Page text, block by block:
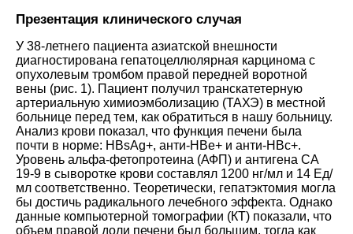
Презентация клинического случая
У 38-летнего пациента азиатской внешности
диагностирована гепатоцеллюлярная карцинома с
опухолевым тромбом правой передней воротной
вены (рис. 1). Пациент получил транскатетерную
артериальную химиоэмболизацию (ТАХЭ) в местной
больнице перед тем, как обратиться в нашу больницу.
Анализ крови показал, что функция печени была
почти в норме: HBsAg+, анти-HBe+ и анти-HBc+.
Уровень альфа-фетопротеина (АФП) и антигена СА
19-9 в сыворотке крови составлял 1200 нг/мл и 14 Ед/
мл соответственно. Теоретически, гепатэктомия могла
бы достичь радикального лечебного эффекта. Однако
данные компьютерной томографии (КТ) показали, что
объем правой доли печени был большим, тогда как